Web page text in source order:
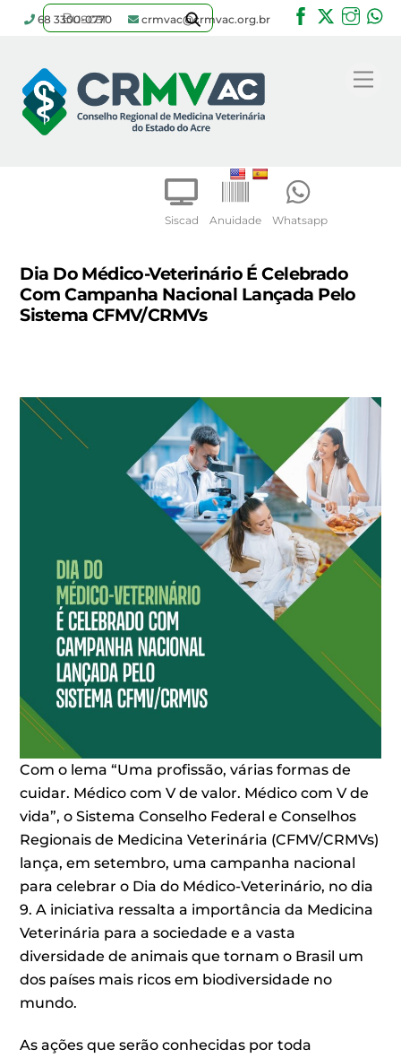
content
Siscad Anuidade Whatsapp
68 3300-0770 crmvac@crmvac.org.br
Facebook
Twitter
Dia Do Médico-Veterinário É Celebrado
Com Campanha Nacional Lançada Pelo
Sistema CFMV/CRMVs
Com o lema “Uma profissão, várias formas de
cuidar. Médico com V de valor. Médico com V de
vida”, o Sistema Conselho Federal e Conselhos
Regionais de Medicina Veterinária (CFMV/CRMVs)
lança, em setembro, uma campanha nacional
para celebrar o Dia do Médico-Veterinário, no dia
9. A iniciativa ressalta a importância da Medicina
Veterinária para a sociedade e a vasta
diversidade de animais que tornam o Brasil um
dos países mais ricos em biodiversidade no
mundo.
As ações que serão conhecidas por toda